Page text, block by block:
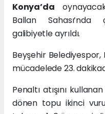
Konya’da
Ballan Sahası’nda
galibiyetle ayrıldı.
Beyşehir Belediyespor,
mücadelede 23.
Penaltı atışını
dönen topu ikinci